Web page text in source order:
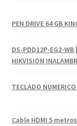
PEN DRIVE 64 GB
DS-PDD12P-EG2-WB
HIKVISION
TECLADO
Cable HDMI 5 metros